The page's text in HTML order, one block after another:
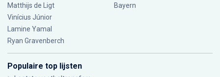
Matthijs de Ligt
Vinícius Júnior
Lamine Yamal
Ryan Gravenberch
Bayern
Populaire top lijsten